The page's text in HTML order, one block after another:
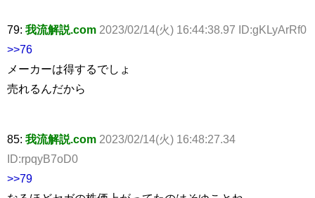
79: 我流解説.com 2023/02/14(火) 16:44:38.97 ID:gKLyArRf0
>>76
メーカーは得するでしょ
売れるんだから
85: 我流解説.com 2023/02/14(火) 16:48:27.34
ID:rpqyB7oD0
>>79